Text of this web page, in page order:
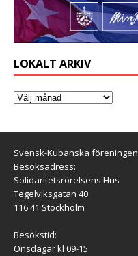
LOKALT ARKIV
Svensk-Kubanska föreningen
Besöksadress:
Solidaritetsrörelsens Hus
Tegelviksgatan 40
116 41 Stockholm
Besökstid:
Onsdagar kl 09-15